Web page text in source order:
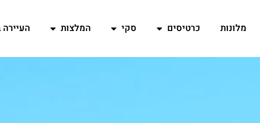
מלונות כרטיסים סקי המלצות העיירה